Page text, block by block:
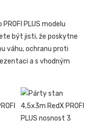
PLUS modelu
být jisti, že poskytne
váhu, ochranu proti
a s vhodným